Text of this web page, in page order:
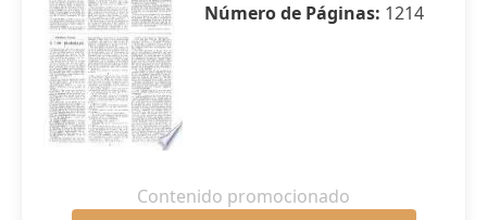
Número de Páginas: 1214
Contenido promocionado